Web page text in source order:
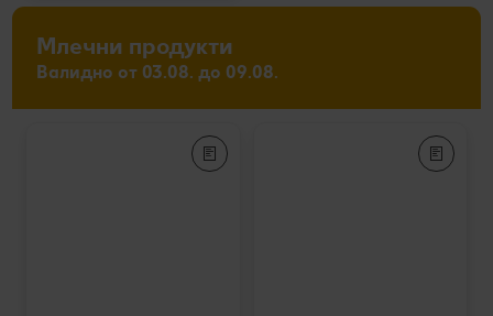
Млечни продукти
Валидно от 03.08. до 09.08.